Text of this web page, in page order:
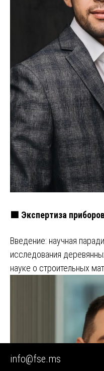
🟩 Экспертиза
Введение: научная
исследования
науке о строительных
info@fse.ms